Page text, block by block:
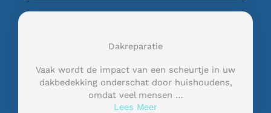
Dakreparatie
Vaak wordt de impact van een scheurtje in uw
dakbedekking onderschat door huishoudens,
omdat veel mensen …
Lees Meer